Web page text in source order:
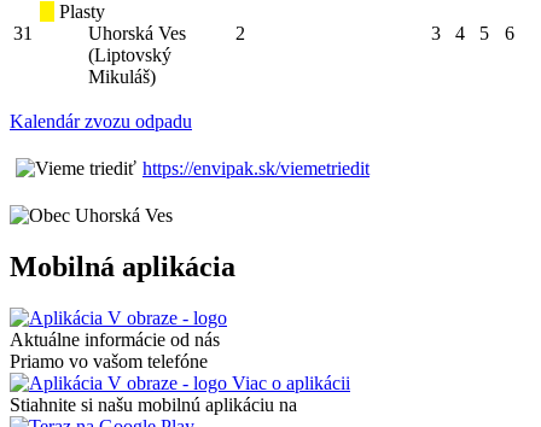
31
Plasty
Uhorská Ves
(Liptovský
Mikuláš)
2 3 4 5 6
Kalendár zvozu odpadu
https://envipak.sk/viemetriedit
Mobilná aplikácia
Aktuálne informácie od nás
Priamo vo vašom telefóne
Viac o aplikácii
Stiahnite si našu mobilnú aplikáciu na